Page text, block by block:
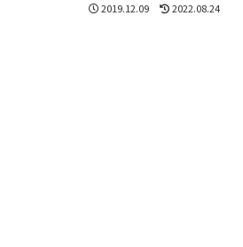
2019.12.09 2022.08.24